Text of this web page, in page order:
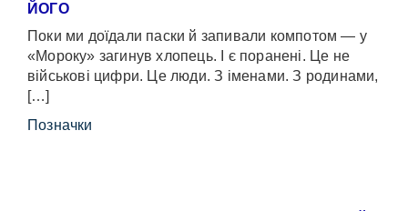
ЙОГО
Поки ми доїдали паски й запивали компотом — у
«Мороку» загинув хлопець. І є поранені. Це не
військові цифри. Це люди. З іменами. З родинами,
[…]
Позначки